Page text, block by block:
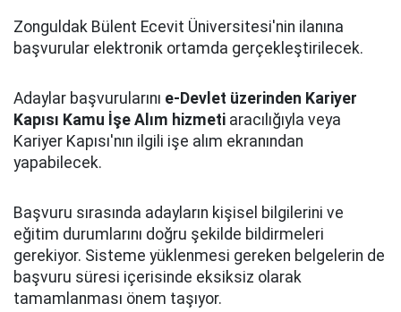
Zonguldak Bülent Ecevit Üniversitesi'nin ilanına
başvurular elektronik ortamda gerçekleştirilecek.
Adaylar başvurularını e-Devlet üzerinden Kariyer
Kapısı Kamu İşe Alım hizmeti aracılığıyla veya
Kariyer Kapısı'nın ilgili işe alım ekranından
yapabilecek.
Başvuru sırasında adayların kişisel bilgilerini ve
eğitim durumlarını doğru şekilde bildirmeleri
gerekiyor. Sisteme yüklenmesi gereken belgelerin de
başvuru süresi içerisinde eksiksiz olarak
tamamlanması önem taşıyor.